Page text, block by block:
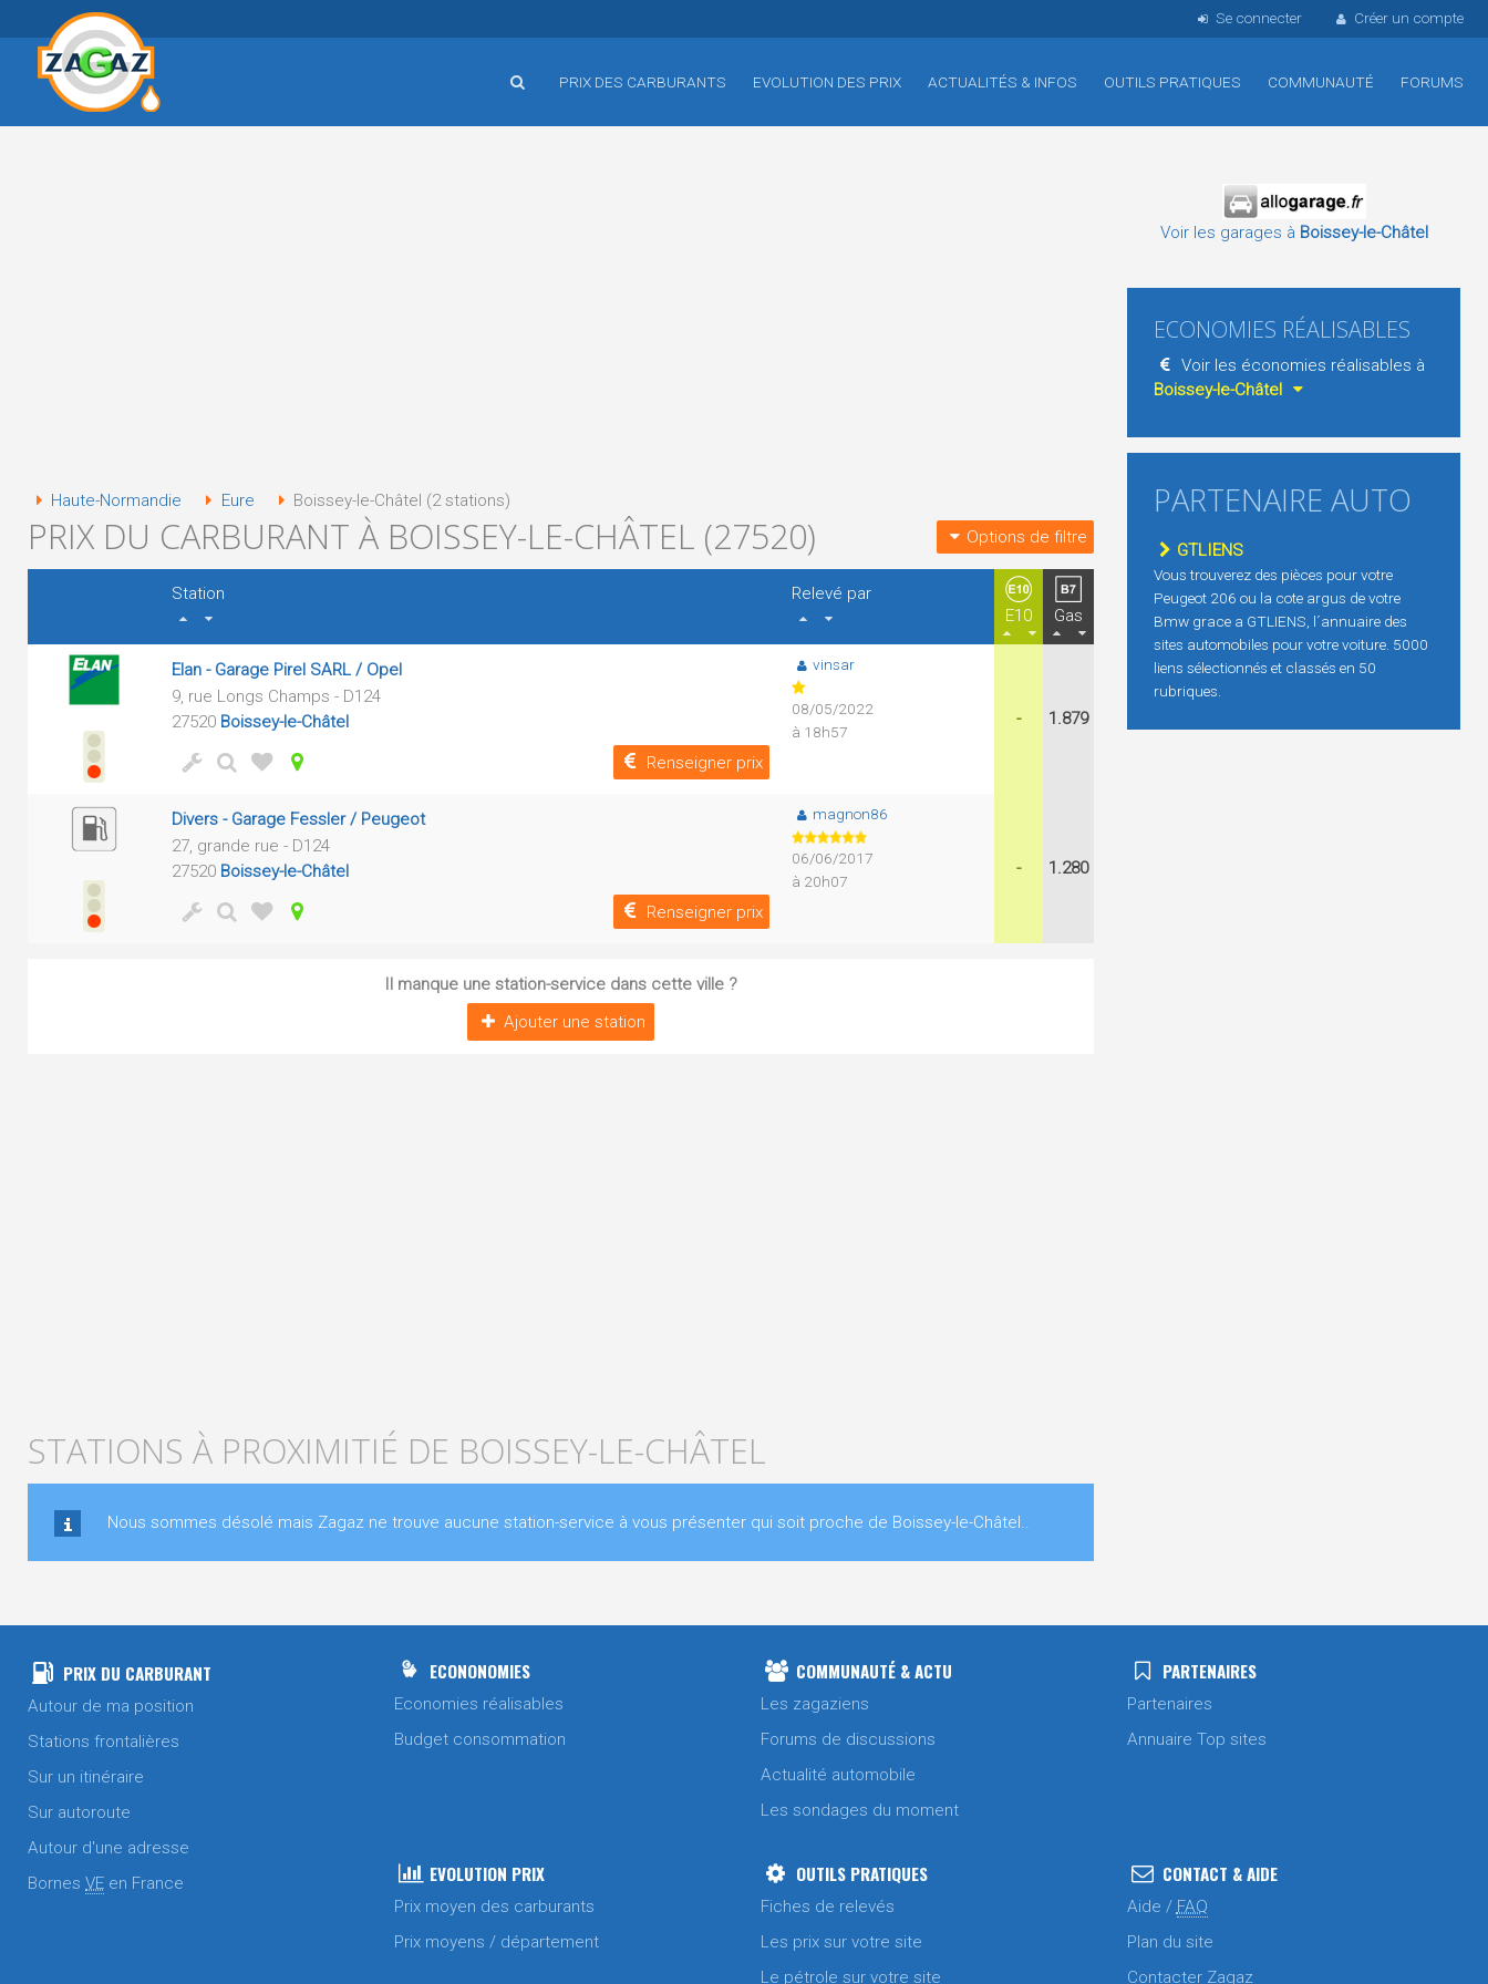
Se connecter Créer un compte
PRIX DES CARBURANTS EVOLUTION DES PRIX ACTUALITÉS & INFOS OUTILS PRATIQUES COMMUNAUTÉ FORUMS
Haute-Normandie Eure Boissey-le-Châtel (2 stations)
PRIX DU CARBURANT À BOISSEY-LE-CHÂTEL (27520) Options de filtre
Station
Relevé par
E10
Gas
Elan - Garage Pirel SARL / Opel
9, rue Longs Champs - D124
27520 Boissey-le-Châtel
Renseigner prix
vinsar
08/05/2022
à 18h57
- 1.879
Divers - Garage Fessler / Peugeot
27, grande rue - D124
27520 Boissey-le-Châtel
Renseigner prix
magnon86
06/06/2017
à 20h07
- 1.280
Il manque une station-service dans cette ville ?
Ajouter une station
STATIONS À PROXIMITIÉ DE BOISSEY-LE-CHÂTEL
Nous sommes désolé mais Zagaz ne trouve aucune station-service à vous présenter qui soit proche de Boissey-le-Châtel..
Voir les garages à Boissey-le-Châtel
ECONOMIES RÉALISABLES
Voir les économies réalisables à
Boissey-le-Châtel
PARTENAIRE AUTO
GTLIENS
Vous trouverez des pièces pour votre
Peugeot 206 ou la cote argus de votre
Bmw grace a GTLIENS, l´annuaire des
sites automobiles pour votre voiture. 5000
liens sélectionnés et classés en 50
rubriques.
PRIX DU CARBURANT
Autour de ma position
Stations frontalières
Sur un itinéraire
Sur autoroute
Autour d'une adresse
Bornes VE en France
ECONONOMIES
Economies réalisables
Budget consommation
COMMUNAUTÉ & ACTU
Les zagaziens
Forums de discussions
Actualité automobile
Les sondages du moment
PARTENAIRES
Partenaires
Annuaire Top sites
EVOLUTION PRIX
Prix moyen des carburants
Prix moyens / département
OUTILS PRATIQUES
Fiches de relevés
Les prix sur votre site
Le pétrole sur votre site
CONTACT & AIDE
Aide / FAQ
Plan du site
Contacter Zagaz